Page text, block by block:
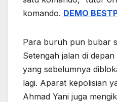
komando. DEMO
Para buruh pun bubar
Setengah jalan di
yang sebelumnya
lagi. Aparat kepolisian
Ahmad Yani juga